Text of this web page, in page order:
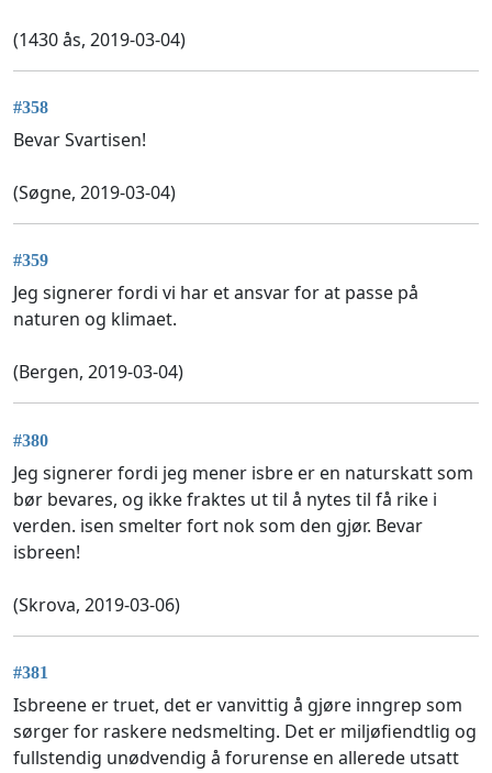
(1430 ås, 2019-03-04)
#358
Bevar Svartisen!
(Søgne, 2019-03-04)
#359
Jeg signerer fordi vi har et ansvar for at passe på
naturen og klimaet.
(Bergen, 2019-03-04)
#380
Jeg signerer fordi jeg mener isbre er en naturskatt som
bør bevares, og ikke fraktes ut til å nytes til få rike i
verden. isen smelter fort nok som den gjør. Bevar
isbreen!
(Skrova, 2019-03-06)
#381
Isbreene er truet, det er vanvittig å gjøre inngrep som
sørger for raskere nedsmelting. Det er miljøfiendtlig og
fullstendig unødvendig å forurense en allerede utsatt